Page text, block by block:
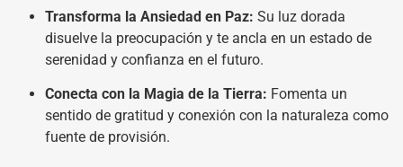
Transforma la Ansiedad en Paz: Su luz dorada
disuelve la preocupación y te ancla en un estado de
serenidad y confianza en el futuro.
Conecta con la Magia de la Tierra: Fomenta un
sentido de gratitud y conexión con la naturaleza como
fuente de provisión.